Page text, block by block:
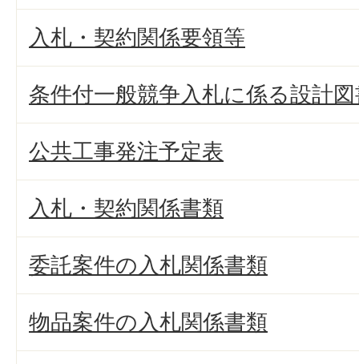
入札・契約関係要領等
条件付一般競争入札に係る設計
公共工事発注予定表
入札・契約関係書類
委託案件の入札関係書類
物品案件の入札関係書類